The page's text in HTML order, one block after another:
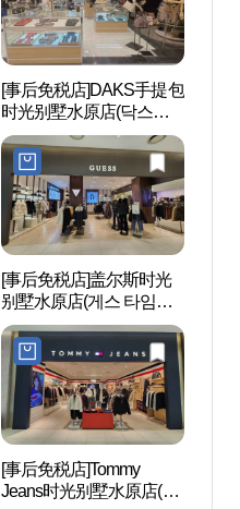
[事后免税店]DAKS手提包
时光别墅水原店(닥스핸
드백 타임빌라스 수원점)
[事后免税店]盖尔斯时光
别墅水原店(게스 타임빌
라스 수원점)
[事后免税店]Tommy
Jeans时光别墅水原店(타